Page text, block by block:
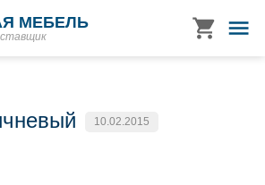
МЕБЕЛЬ
10.02.2015